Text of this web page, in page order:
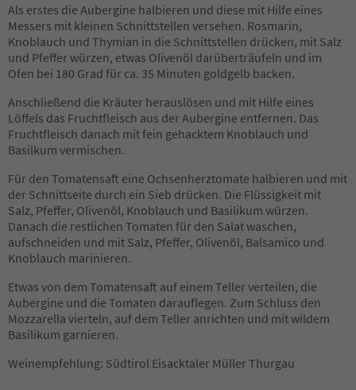
Als erstes die Aubergine halbieren und diese mit Hilfe eines
Messers mit kleinen Schnittstellen versehen. Rosmarin,
Knoblauch und Thymian in die Schnittstellen drücken, mit Salz
und Pfeffer würzen, etwas Olivenöl darüberträufeln und im
Ofen bei 180 Grad für ca. 35 Minuten goldgelb backen.
Anschließend die Kräuter herauslösen und mit Hilfe eines
Löffels das Fruchtfleisch aus der Aubergine entfernen. Das
Fruchtfleisch danach mit fein gehacktem Knoblauch und
Basilkum vermischen.
Für den Tomatensaft eine Ochsenherztomate halbieren und mit
der Schnittseite durch ein Sieb drücken. Die Flüssigkeit mit
Salz, Pfeffer, Olivenöl, Knoblauch und Basilikum würzen.
Danach die restlichen Tomaten für den Salat waschen,
aufschneiden und mit Salz, Pfeffer, Olivenöl, Balsamico und
Knoblauch marinieren.
Etwas von dem Tomatensaft auf einem Teller verteilen, die
Aubergine und die Tomaten darauflegen. Zum Schluss den
Mozzarella vierteln, auf dem Teller anrichten und mit wildem
Basilikum garnieren.
Weinempfehlung: Südtirol Eisacktaler Müller Thurgau